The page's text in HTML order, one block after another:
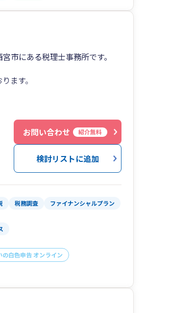
市にある税理士事務所です。
ます。
お問い合わせ 紹介無料
検討リストに追加
税務調査
ファイナンシャルプラン
の白色申告 オンライン